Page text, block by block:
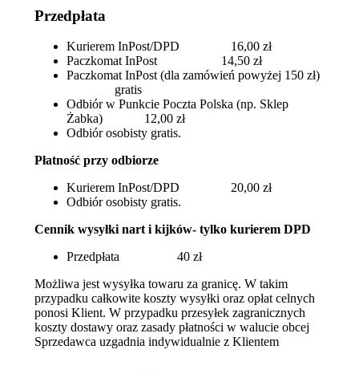
Przedpłata
Kurierem InPost/DPD 16,00 zł
Paczkomat InPost 14,50 zł
Paczkomat InPost (dla zamówień powyżej 150 zł)
gratis
Odbiór w Punkcie Poczta Polska (np. Sklep
Żabka) 12,00 zł
Odbiór osobisty gratis.
Płatność przy odbiorze
Kurierem InPost/DPD 20,00 zł
Odbiór osobisty gratis.
Cennik wysyłki nart i kijków- tylko kurierem DPD
Przedpłata 40 zł
Możliwa jest wysyłka towaru za granicę. W takim
przypadku całkowite koszty wysyłki oraz opłat celnych
ponosi Klient. W przypadku przesyłek zagranicznych
koszty dostawy oraz zasady płatności w walucie obcej
Sprzedawca uzgadnia indywidualnie z Klientem